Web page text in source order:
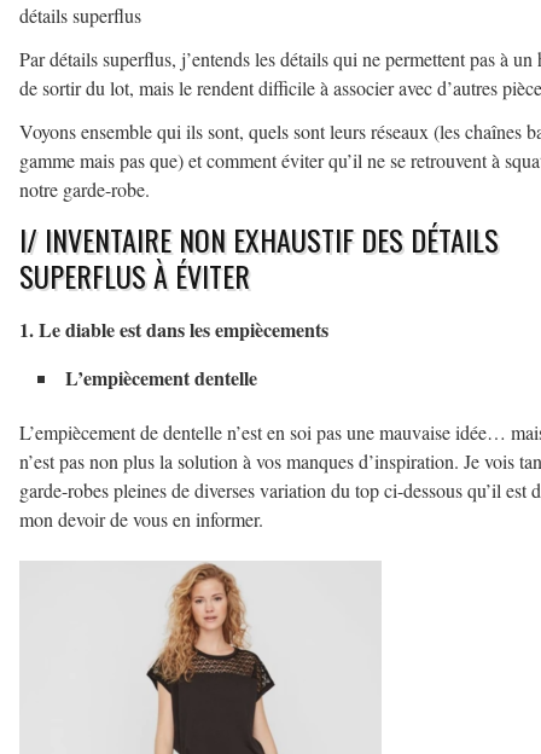
détails superflus
Par détails superflus, j’entends les détails qui ne permettent pas à un
de sortir du lot, mais le rendent difficile à associer avec d’autres
Voyons ensemble qui ils sont, quels sont leurs réseaux (les chaînes
gamme mais pas que) et comment éviter qu’il ne se retrouvent à
notre garde-robe.
I/ INVENTAIRE NON EXHAUSTIF DES DÉTAILS
SUPERFLUS À ÉVITER
1. Le diable est dans les empiècements
L’empiècement dentelle
L’empiècement de dentelle n’est en soi pas une mauvaise idée…
n’est pas non plus la solution à vos manques d’inspiration. Je vois
garde-robes pleines de diverses variation du top ci-dessous qu’il est
mon devoir de vous en informer.